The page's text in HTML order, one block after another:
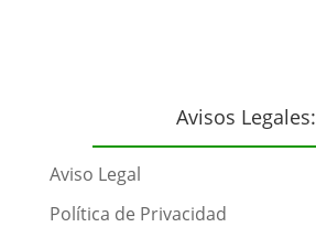
Avisos Legales:
Aviso Legal
Política de Privacidad